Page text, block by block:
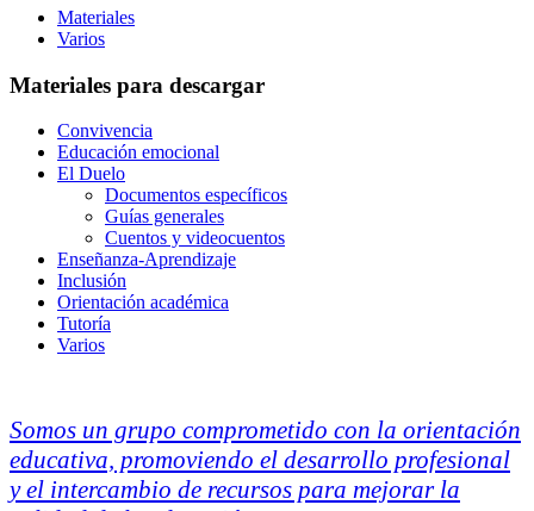
Materiales
Varios
Materiales para descargar
Convivencia
Educación emocional
El Duelo
Documentos específicos
Guías generales
Cuentos y videocuentos
Enseñanza-Aprendizaje
Inclusión
Orientación académica
Tutoría
Varios
Somos un grupo comprometido con la orientación
educativa, promoviendo el desarrollo profesional
y el intercambio de recursos para mejorar la